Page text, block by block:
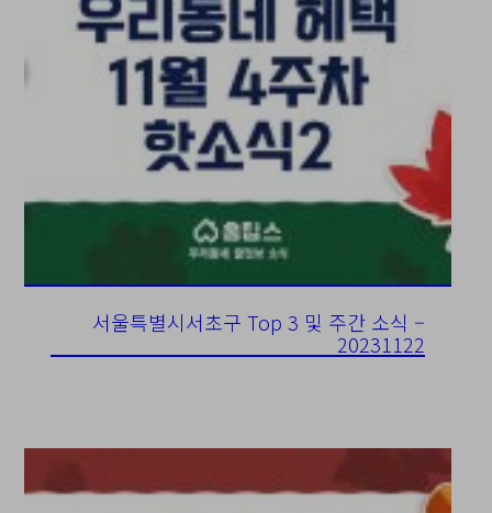
서울특별시서초구 Top 3 및 주간 소식 –
20231122